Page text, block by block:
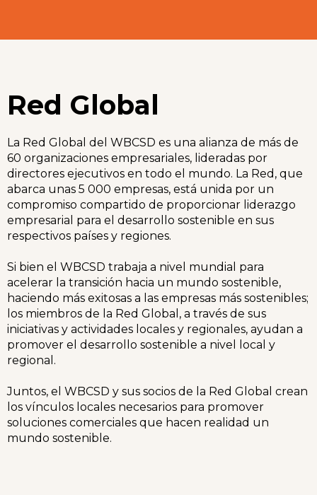
Red Global
La Red Global del WBCSD es una alianza de más de
60 organizaciones empresariales, lideradas por
directores ejecutivos en todo el mundo. La Red, que
abarca unas 5 000 empresas, está unida por un
compromiso compartido de proporcionar liderazgo
empresarial para el desarrollo sostenible en sus
respectivos países y regiones.
Si bien el WBCSD trabaja a nivel mundial para
acelerar la transición hacia un mundo sostenible,
haciendo más exitosas a las empresas más sostenibles;
los miembros de la Red Global, a través de sus
iniciativas y actividades locales y regionales, ayudan a
promover el desarrollo sostenible a nivel local y
regional.
Juntos, el WBCSD y sus socios de la Red Global crean
los vínculos locales necesarios para promover
soluciones comerciales que hacen realidad un
mundo sostenible.